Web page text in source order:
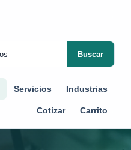
Buscar
Servicios Industrias
Cotizar Carrito